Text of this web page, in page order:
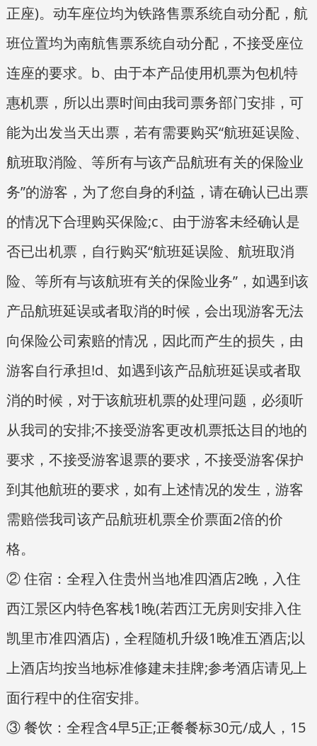
正座)。动车座位均为铁路售票系统自动分配，航
班位置均为南航售票系统自动分配，不接受座位
连座的要求。b、由于本产品使用机票为包机特
惠机票，所以出票时间由我司票务部门安排，可
能为出发当天出票，若有需要购买“航班延误险、
航班取消险、等所有与该产品航班有关的保险业
务”的游客，为了您自身的利益，请在确认已出票
的情况下合理购买保险;c、由于游客未经确认是
否已出机票，自行购买“航班延误险、航班取消
险、等所有与该航班有关的保险业务”，如遇到该
产品航班延误或者取消的时候，会出现游客无法
向保险公司索赔的情况，因此而产生的损失，由
游客自行承担!d、如遇到该产品航班延误或者取
消的时候，对于该航班机票的处理问题，必须听
从我司的安排;不接受游客更改机票抵达目的地的
要求，不接受游客退票的要求，不接受游客保护
到其他航班的要求，如有上述情况的发生，游客
需赔偿我司该产品航班机票全价票面2倍的价
格。
② 住宿：全程入住贵州当地准四酒店2晚，入住
西江景区内特色客栈1晚(若西江无房则安排入住
凯里市准四酒店)，全程随机升级1晚准五酒店;以
上酒店均按当地标准修建未挂牌;参考酒店请见上
面行程中的住宿安排。
③ 餐饮：全程含4早5正;正餐餐标30元/成人，15